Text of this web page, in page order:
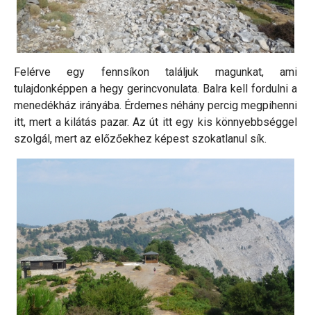
Felérve egy fennsíkon találjuk magunkat, ami
tulajdonképpen a hegy gerincvonulata. Balra kell fordulni a
menedékház irányába. Érdemes néhány percig megpihenni
itt, mert a kilátás pazar. Az út itt egy kis könnyebbséggel
szolgál, mert az előzőekhez képest szokatlanul sík.